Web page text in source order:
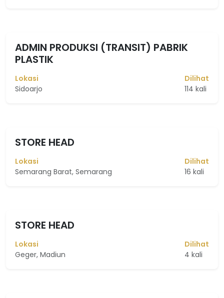
ADMIN PRODUKSI (TRANSIT) PABRIK
PLASTIK
Lokasi
Sidoarjo
Dilihat
114 kali
STORE HEAD
Lokasi
Semarang Barat, Semarang
Dilihat
16 kali
STORE HEAD
Lokasi
Geger, Madiun
Dilihat
4 kali